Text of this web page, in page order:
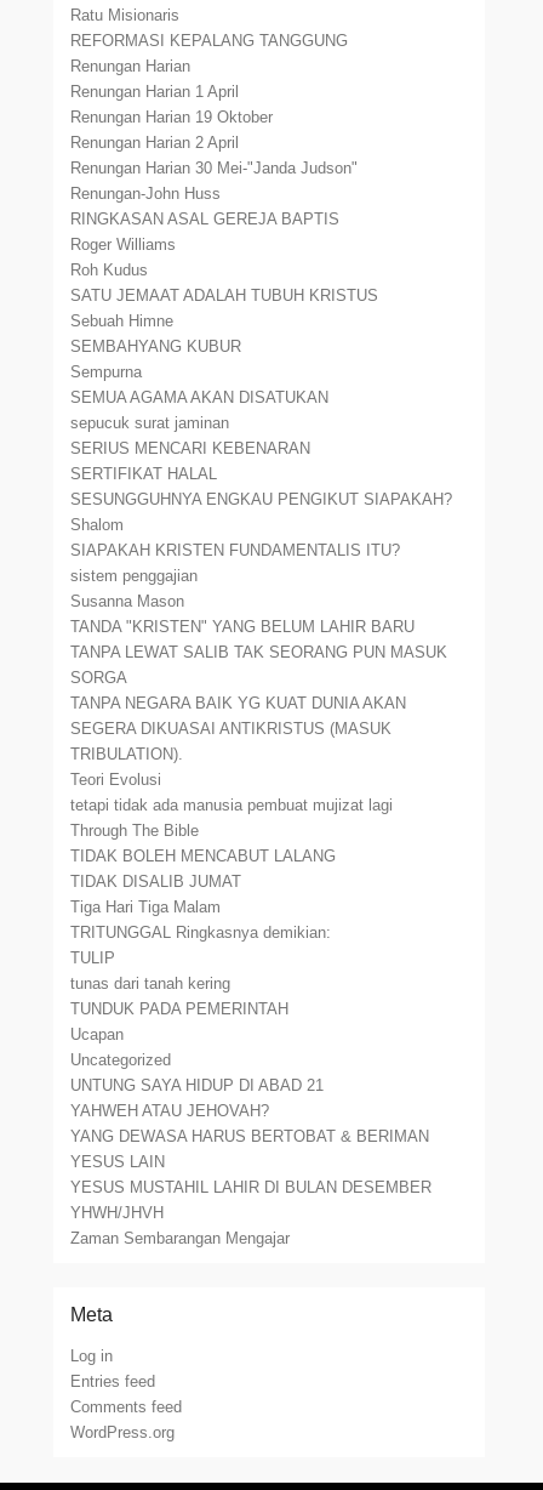
Ratu Misionaris
REFORMASI KEPALANG TANGGUNG
Renungan Harian
Renungan Harian 1 April
Renungan Harian 19 Oktober
Renungan Harian 2 April
Renungan Harian 30 Mei-"Janda Judson"
Renungan-John Huss
RINGKASAN ASAL GEREJA BAPTIS
Roger Williams
Roh Kudus
SATU JEMAAT ADALAH TUBUH KRISTUS
Sebuah Himne
SEMBAHYANG KUBUR
Sempurna
SEMUA AGAMA AKAN DISATUKAN
sepucuk surat jaminan
SERIUS MENCARI KEBENARAN
SERTIFIKAT HALAL
SESUNGGUHNYA ENGKAU PENGIKUT SIAPAKAH?
Shalom
SIAPAKAH KRISTEN FUNDAMENTALIS ITU?
sistem penggajian
Susanna Mason
TANDA "KRISTEN" YANG BELUM LAHIR BARU
TANPA LEWAT SALIB TAK SEORANG PUN MASUK
SORGA
TANPA NEGARA BAIK YG KUAT DUNIA AKAN
SEGERA DIKUASAI ANTIKRISTUS (MASUK
TRIBULATION).
Teori Evolusi
tetapi tidak ada manusia pembuat mujizat lagi
Through The Bible
TIDAK BOLEH MENCABUT LALANG
TIDAK DISALIB JUMAT
Tiga Hari Tiga Malam
TRITUNGGAL Ringkasnya demikian:
TULIP
tunas dari tanah kering
TUNDUK PADA PEMERINTAH
Ucapan
Uncategorized
UNTUNG SAYA HIDUP DI ABAD 21
YAHWEH ATAU JEHOVAH?
YANG DEWASA HARUS BERTOBAT & BERIMAN
YESUS LAIN
YESUS MUSTAHIL LAHIR DI BULAN DESEMBER
YHWH/JHVH
Zaman Sembarangan Mengajar
Meta
Log in
Entries feed
Comments feed
WordPress.org